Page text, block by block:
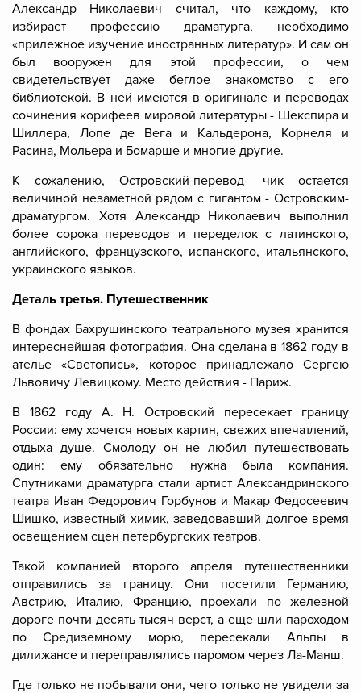
Александр Николаевич считал, что каждому, кто
избирает профессию драматурга, необходимо
«прилежное изучение иностранных литератур». И сам он
был вооружен для этой профессии, о чем
свидетельствует даже беглое знакомство с его
библиотекой. В ней имеются в оригинале и переводах
сочинения корифеев мировой литературы - Шекспира и
Шиллера, Лопе де Вега и Кальдерона, Корнеля и
Расина, Мольера и Бомарше и многие другие.
К сожалению, Островский-перевод- чик остается
величиной незаметной рядом с гигантом - Островским-
драматургом. Хотя Александр Николаевич выполнил
более сорока переводов и переделок с латинского,
английского, французского, испанского, итальянского,
украинского языков.
Деталь третья. Путешественник
В фондах Бахрушинского театрального музея хранится
интереснейшая фотография. Она сделана в 1862 году в
ателье «Светопись», которое принадлежало Сергею
Львовичу Левицкому. Место действия - Париж.
В 1862 году А. Н. Островский пересекает границу
России: ему хочется новых картин, свежих впечатлений,
отдыха душе. Смолоду он не любил путешествовать
один: ему обязательно нужна была компания.
Спутниками драматурга стали артист Александринского
театра Иван Федорович Горбунов и Макар Федосеевич
Шишко, известный химик, заведовавший долгое время
освещением сцен петербургских театров.
Такой компанией второго апреля путешественники
отправились за границу. Они посетили Германию,
Австрию, Италию, Францию, проехали по железной
дороге почти десять тысяч верст, а еще шли пароходом
по Средиземному морю, пересекали Альпы в
дилижансе и переправлялись паромом через Ла-Манш.
Где только не побывали они, чего только не увидели за